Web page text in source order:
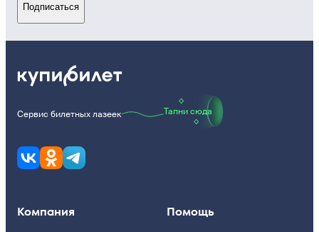
Подписаться
Сервис билетных лазеек Тапни сюда
Компания Помощь